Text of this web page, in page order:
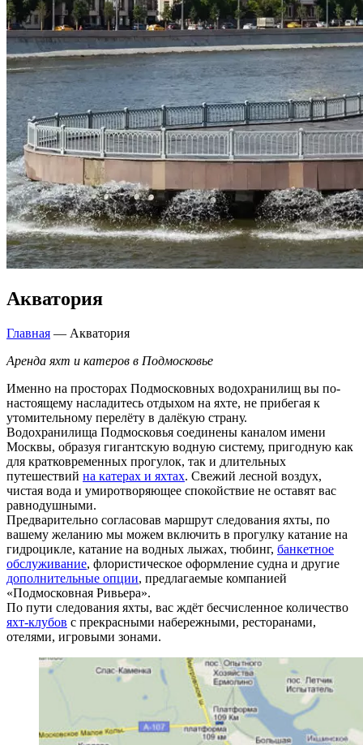
Акватория
Главная — Акватория
Аренда яхт и катеров в Подмосковье
Именно на просторах Подмосковных водохранилищ вы по-
настоящему насладитесь отдыхом на яхте, не прибегая к
утомительному перелёту в далёкую страну.
Водохранилища Подмосковья соединены каналом имени
Москвы, образуя гигантскую водную систему, пригодную как
для кратковременных прогулок, так и длительных
путешествий на катерах и яхтах. Свежий лесной воздух,
чистая вода и умиротворяющее спокойствие не оставят вас
равнодушными.
Предварительно согласовав маршрут следования яхты, по
вашему желанию мы можем включить в прогулку катание на
гидроцикле, катание на водных лыжах, тюбинг, банкетное
обслуживание, флористическое оформление судна и другие
дополнительные опции, предлагаемые компанией
«Подмосковная Ривьера».
По пути следования яхты, вас ждёт бесчисленное количество
яхт-клубов с прекрасными набережными, ресторанами,
отелями, игровыми зонами.